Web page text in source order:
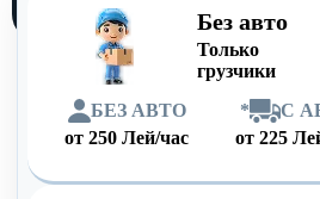
Без авто
Только
грузчики
БЕЗ АВТО
от250 Лей/час
*
С
от 225